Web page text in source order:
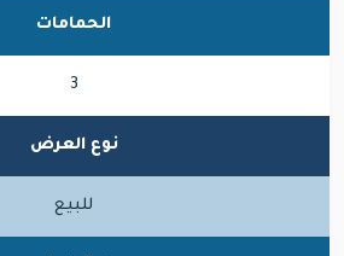
الحمامات
3
نوع العرض
للبيع